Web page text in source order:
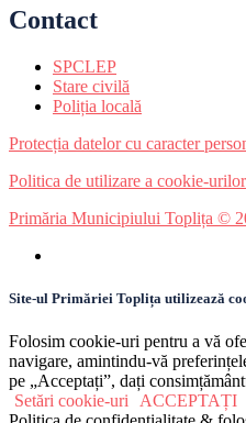
Contact
SPCLEP
Stare civilă
Poliția locală
Protecția datelor cu caracter
Politica de utilizare a cookie-urilor
Primăria Municipiului Toplița ©
Site-ul Primăriei Toplița utilizează
Folosim cookie-uri pentru a vă
navigare, amintindu-vă
pe „Acceptați”, dați
Setări cookie-uri
ACCEPTAȚI